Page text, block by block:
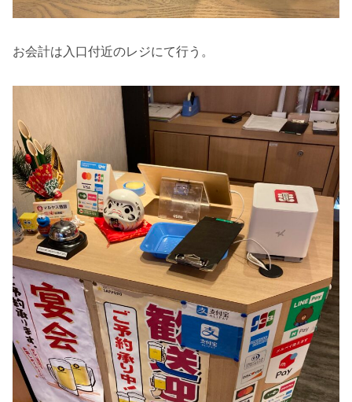
お会計は入口付近のレジにて行う。